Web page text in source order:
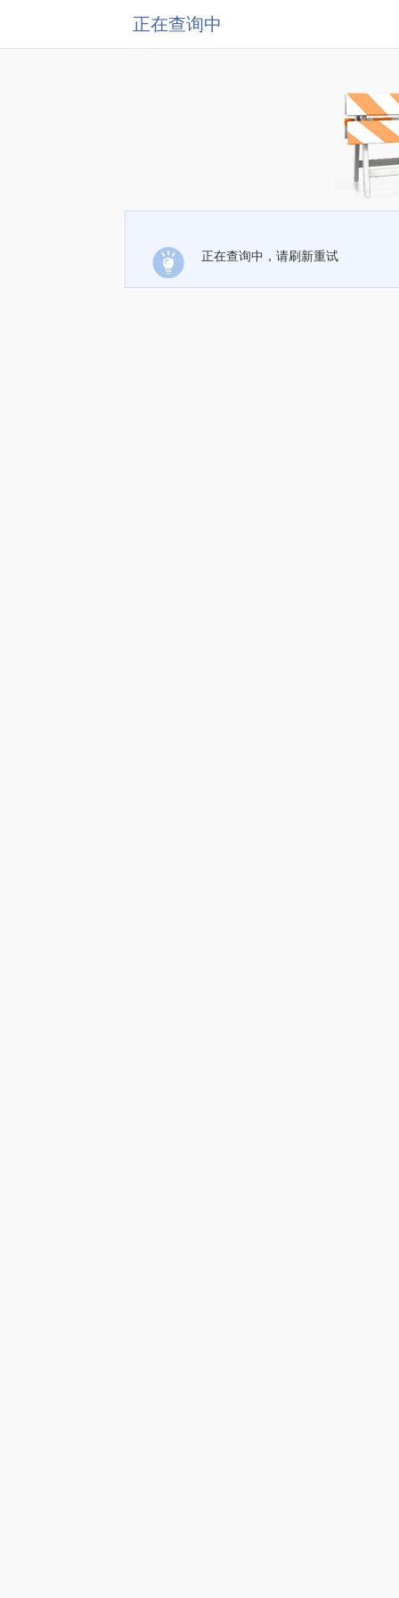
正在查询中
正在查询中，请刷新重试